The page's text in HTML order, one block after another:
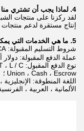
4. لماذا يجب أن تشتري منا وليس من موردين آخرين؟
إنتاج مستقرة لدعم منتجات OEM.نعتقد أن الجودة هي حياة الشركة.
5. ما هي الخدمات التي يمكننا تقديمها؟
شروط التسليم المقبولة: FOB ، CFR ، CIF ، EXW ، FCA ；
عملة الدفع المقبولة: دولار
Union ، Cash ، Escrow ؛
اللغة المنطوقة: الإنجليزية ،
الألمانية ، العربية ،